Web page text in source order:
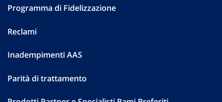
Programma di Fidelizzazione
Reclami
Inadempimenti AAS
Parità di trattamento